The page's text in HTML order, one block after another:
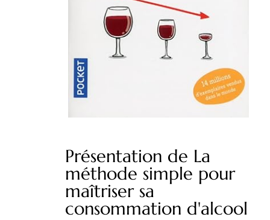
Présentation de La
méthode simple pour
maîtriser sa
consommation d'alcool